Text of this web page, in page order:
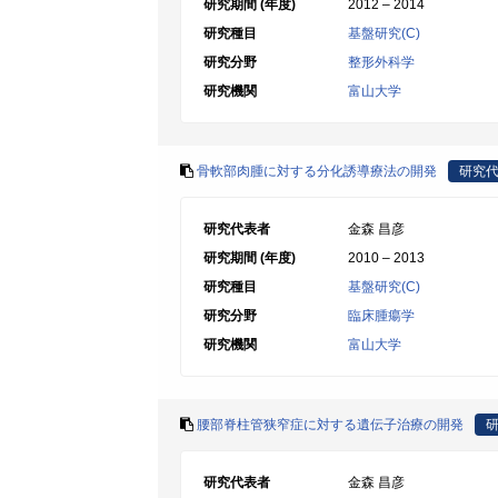
研究期間 (年度)
2012 – 2014
研究種目
基盤研究(C)
研究分野
整形外科学
研究機関
富山大学
骨軟部肉腫に対する分化誘導療法の開発 研究
研究代表者
金森 昌彦
研究期間 (年度)
2010 – 2013
研究種目
基盤研究(C)
研究分野
臨床腫瘍学
研究機関
富山大学
腰部脊柱管狭窄症に対する遺伝子治療の開発
研究代表者
金森 昌彦